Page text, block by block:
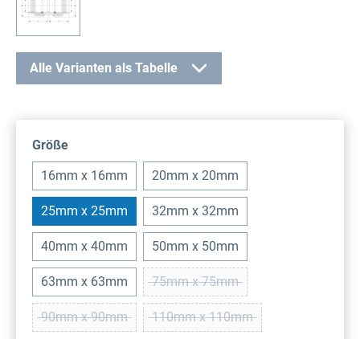
Alle Varianten als Tabelle
Größeauswählen
16mm x 16mm 20mm x 20mm
25mm x 25mm 32mm x 32mm
40mm x 40mm 50mm x 50mm
63mm x 63mm 75mm x 75mm(Diese Option ist zurzeit nicht
90mm x 90mm(Diese Option ist zurzeit nicht verfügbar.)
110mm x 110mm(Diese Option ist zurzeit nicht